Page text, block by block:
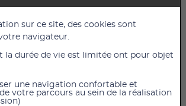
lombaire Tens Belt
Medium
65,99 € TTC
sur ce site, des cookies sont
navigateur.
la durée de vie est limitée ont pour objet
une navigation confortable et
votre parcours au sein de la réalisation